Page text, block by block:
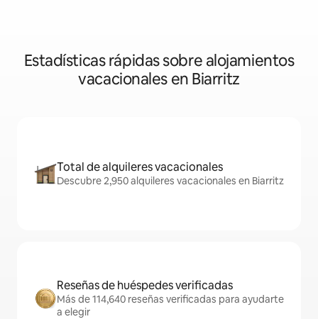
Estadísticas rápidas sobre alojamientos
vacacionales en Biarritz
Total de alquileres vacacionales
Descubre 2,950 alquileres vacacionales en Biarritz
Reseñas de huéspedes verificadas
Más de 114,640 reseñas verificadas para ayudarte
a elegir